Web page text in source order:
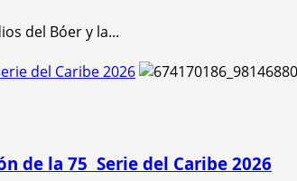
del Bóer y la...
del Caribe 2026
de la 75 Serie del Caribe 2026